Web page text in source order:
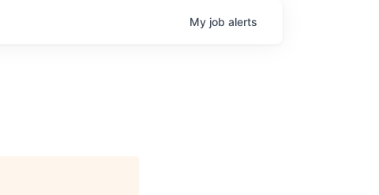
My job alerts